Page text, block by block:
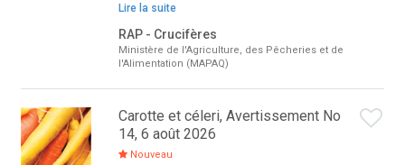
Lire la suite
RAP - Crucifères
Ministère de l'Agriculture, des Pêcheries et de
l'Alimentation (MAPAQ)
Carotte et céleri, Avertissement No
14, 6 août 2026
Nouveau